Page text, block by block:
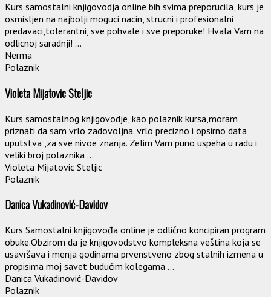
Kurs samostalni knjigovodja online bih svima preporucila, kurs je
osmisljen na najbolji moguci nacin, strucni i profesionalni
predavaci,tolerantni, sve pohvale i sve preporuke! Hvala Vam na
odlicnoj saradnji! ...
Nerma
Polaznik
Violeta Mijatovic Steljic
Kurs samostalnog knjigovodje, kao polaznik kursa,moram
priznati da sam vrlo zadovoljna. vrlo precizno i opsirno data
uputstva ,za sve nivoe znanja. Zelim Vam puno uspeha u radu i
veliki broj polaznika ...
Violeta Mijatovic Steljic
Polaznik
Danica Vukadinović-Davidov
Kurs Samostalni knjigovođa online je odlično koncipiran program
obuke.Obzirom da je knjigovodstvo kompleksna veština koja se
usavršava i menja godinama prvenstveno zbog stalnih izmena u
propisima moj savet budućim kolegama ...
Danica Vukadinović-Davidov
Polaznik